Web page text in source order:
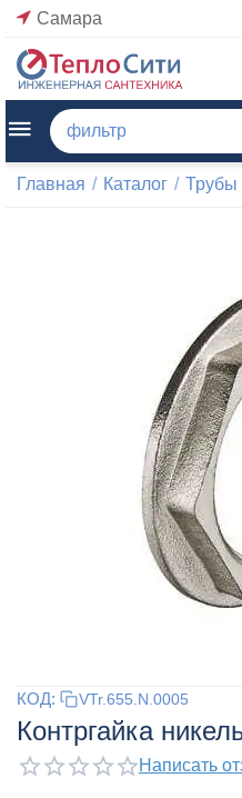
Самара
Главная / Каталог / Трубы
КОД: VTr.655.N.0005
Контргайка
Написать